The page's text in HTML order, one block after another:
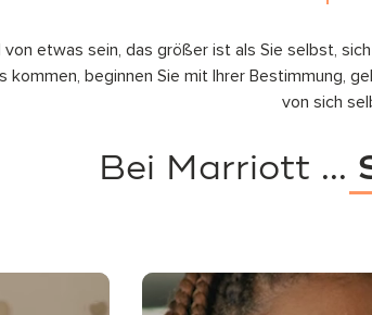
von etwas sein, das größer ist als Sie selbst,
kommen, beginnen Sie mit Ihrer Bestimmung,
von sich
Bei Marriott ...